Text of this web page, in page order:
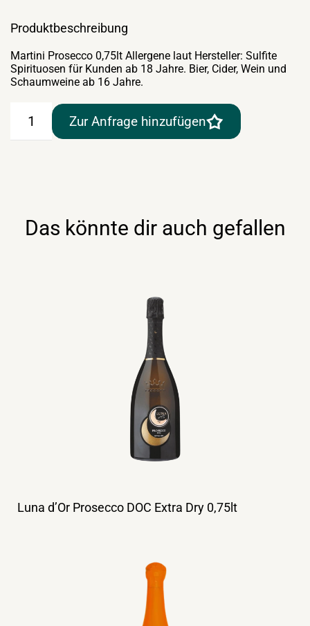
Produktbeschreibung
Martini Prosecco 0,75lt Allergene laut Hersteller: Sulfite
Spirituosen für Kunden ab 18 Jahre. Bier, Cider, Wein und
Schaumweine ab 16 Jahre.
Prosecco
Zur Anfrage hinzufügen
Das könnte dir auch gefallen
Luna d’Or Prosecco DOC Extra Dry 0,75lt